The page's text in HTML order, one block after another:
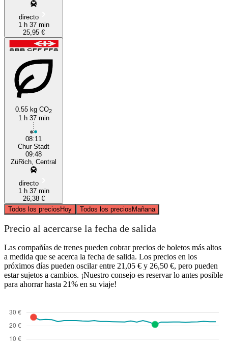
directo
1 h 37 min
25,95 €
0.55 kg CO2
1 h 37 min
08:11
Chur Stadt
09:48
ZüRich, Central
directo
1 h 37 min
26,38 €
Todos los preciosHoy Todos los preciosMañana
Precio al acercarse la fecha de salida
Las compañías de trenes pueden cobrar precios de boletos más altos
a medida que se acerca la fecha de salida. Los precios en los
próximos días pueden oscilar entre 21,05 € y 26,50 €, pero pueden
estar sujetos a cambios. ¡Nuestro consejo es reservar lo antes posible
para ahorrar hasta 21% en su viaje!